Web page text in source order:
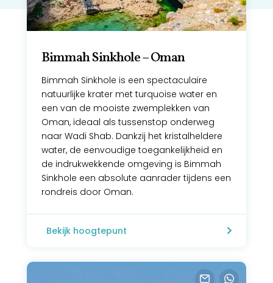
Bimmah Sinkhole – Oman
Bimmah Sinkhole is een spectaculaire
natuurlijke krater met turquoise water en
een van de mooiste zwemplekken van
Oman, ideaal als tussenstop onderweg
naar Wadi Shab. Dankzij het kristalheldere
water, de eenvoudige toegankelijkheid en
de indrukwekkende omgeving is Bimmah
Sinkhole een absolute aanrader tijdens een
rondreis door Oman.
Bekijk hoogtepunt